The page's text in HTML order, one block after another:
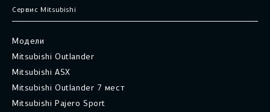
Сервис Mitsubishi
Модели
Mitsubishi Outlander
Mitsubishi ASX
Mitsubishi Outlander 7 мест
Mitsubishi Pajero Sport